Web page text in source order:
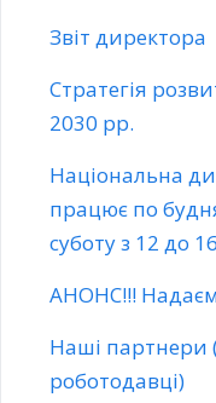
Звіт директора
Стратегія
2030 рр.
Національна
працює по
суботу з 12 до
АНОНС!!!
Наші партнери
роботодавці)